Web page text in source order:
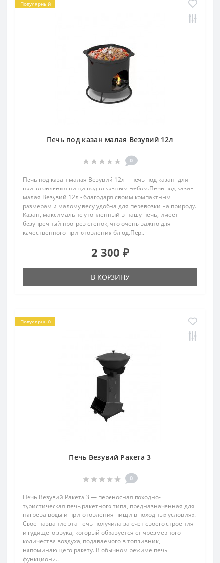
Популярный
Печь под казан малая Везувий 12л
0
Печь под казан малая Везувий 12л - печь под казан для
приготовления пищи под открытым небом.Печь под казан
малая Везувий 12л - благодаря своим компактным
размерам и малому весу удобна для перевозки на природу.
Казан, максимально утопленный в нашу печь, имеет
безупречный прогрев стенок, что очень важно для
качественного приготовления блюд.Пер..
2 300 ₽
В КОРЗИНУ
Популярный
Печь Везувий Ракета 3
0
Печь Везувий Ракета 3 — переносная походно-
туристическая печь ракетного типа, предназначенная для
нагрева воды и приготовления пищи в походных условиях.
Свое название эта печь получила за счет своего строения
и гудящего звука, который образуется от чрезмерного
количества воздуха, подаваемого в топливник,
напоминающего ракету. В обычном режиме печь
функциони..